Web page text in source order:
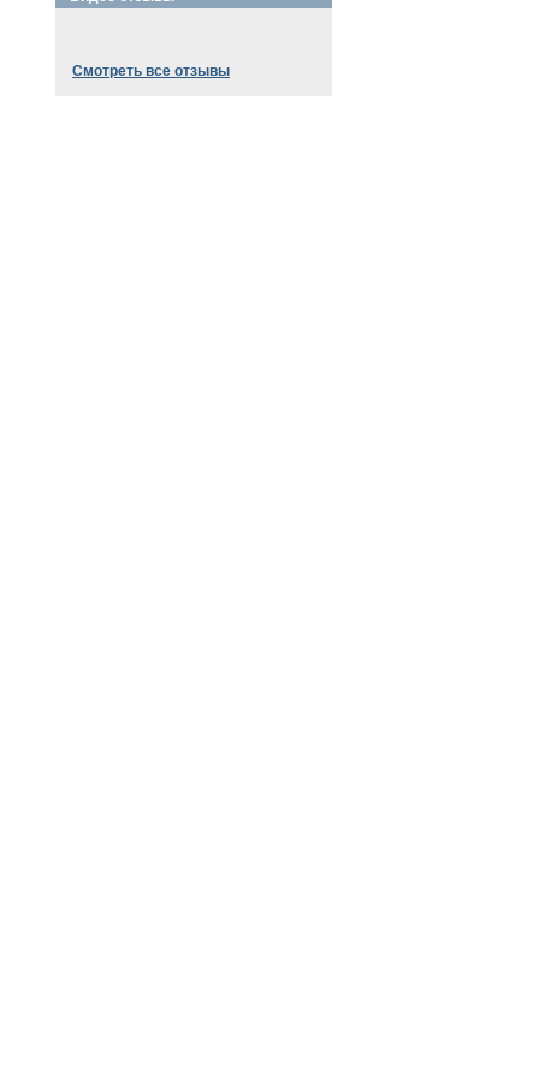
Смотреть все отзывы